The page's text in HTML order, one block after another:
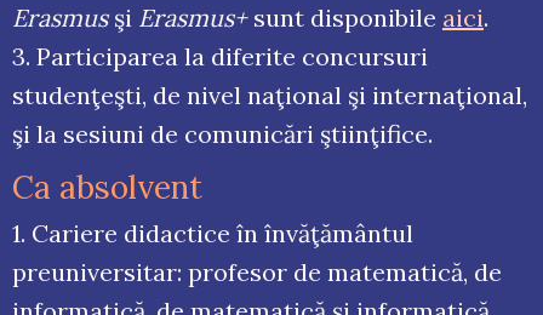
Erasmusşi Erasmus+sunt disponibile aici.
3. Participarea la diferite concursuri
studenţeşti, de nivel naţional şi internaţional,
şi la sesiuni de comunicări ştiinţifice.
Ca absolvent
1. Cariere didactice în învăţământul
preuniversitar: profesor de matematică, de